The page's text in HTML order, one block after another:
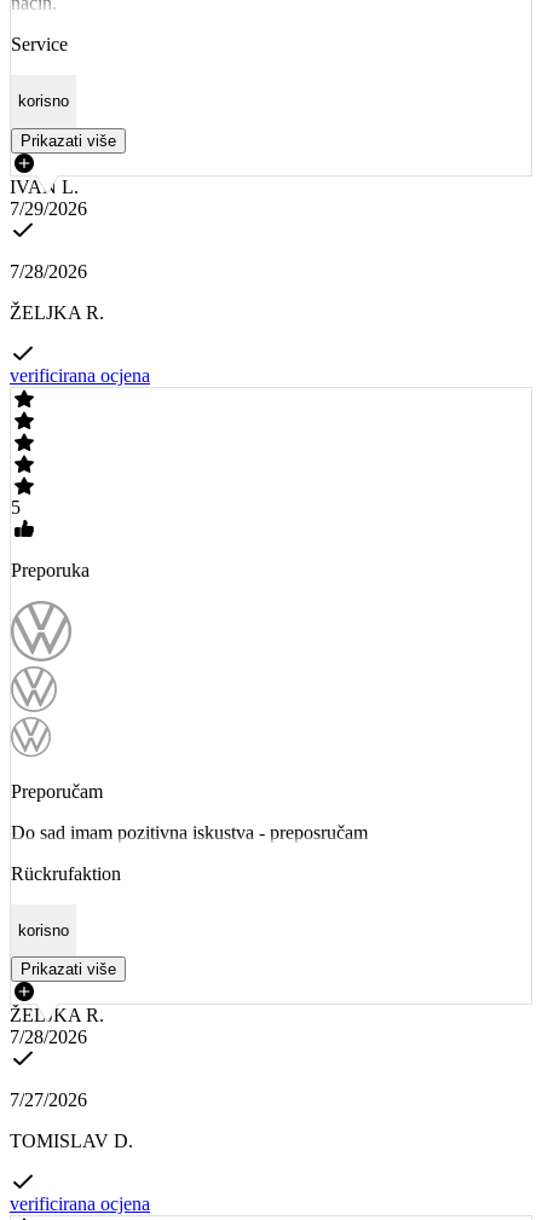
Service
korisno
Prikazati više
IVAN L.
7/29/2026
7/28/2026
ŽELJKA R.
verificirana ocjena
5
Preporuka
Preporučam
Do sad imam pozitivna iskustva - preposručam
Rückrufaktion
korisno
Prikazati više
ŽELJKA R.
7/28/2026
7/27/2026
TOMISLAV D.
verificirana ocjena